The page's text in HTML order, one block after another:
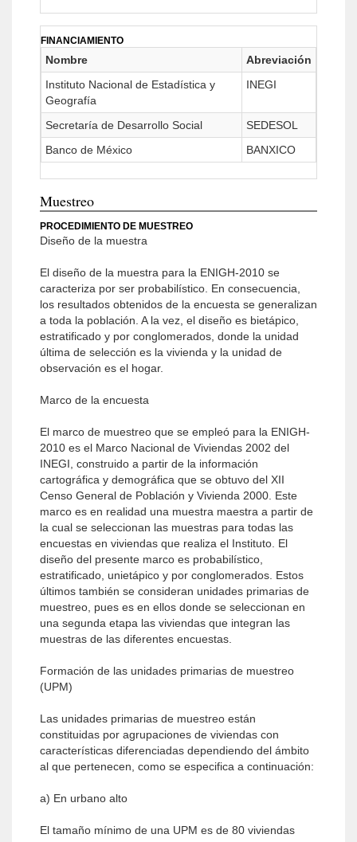
FINANCIAMIENTO
Nombre
Abreviación
Instituto Nacional de Estadística y
Geografía
INEGI
Secretaría de Desarrollo Social
SEDESOL
Banco de México
BANXICO
Muestreo
PROCEDIMIENTO DE MUESTREO
Diseño de la muestra
El diseño de la muestra para la ENIGH-2010 se
caracteriza por ser probabilístico. En consecuencia,
los resultados obtenidos de la encuesta se generalizan
a toda la población. A la vez, el diseño es bietápico,
estratificado y por conglomerados, donde la unidad
última de selección es la vivienda y la unidad de
observación es el hogar.
Marco de la encuesta
El marco de muestreo que se empleó para la ENIGH-
2010 es el Marco Nacional de Viviendas 2002 del
INEGI, construido a partir de la información
cartográfica y demográfica que se obtuvo del XII
Censo General de Población y Vivienda 2000. Este
marco es en realidad una muestra maestra a partir de
la cual se seleccionan las muestras para todas las
encuestas en viviendas que realiza el Instituto. El
diseño del presente marco es probabilístico,
estratificado, unietápico y por conglomerados. Estos
últimos también se consideran unidades primarias de
muestreo, pues es en ellos donde se seleccionan en
una segunda etapa las viviendas que integran las
muestras de las diferentes encuestas.
Formación de las unidades primarias de muestreo
(UPM)
Las unidades primarias de muestreo están
constituidas por agrupaciones de viviendas con
características diferenciadas dependiendo del ámbito
al que pertenecen, como se especifica a continuación:
a) En urbano alto
El tamaño mínimo de una UPM es de 80 viviendas